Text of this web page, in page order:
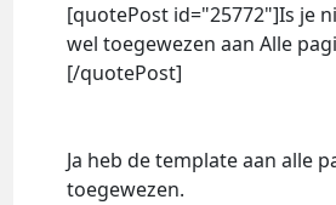
[quotePost id="25772"]Is je
wel toegewezen aan Alle
[/quotePost]
Ja heb de template aan alle
toegewezen.